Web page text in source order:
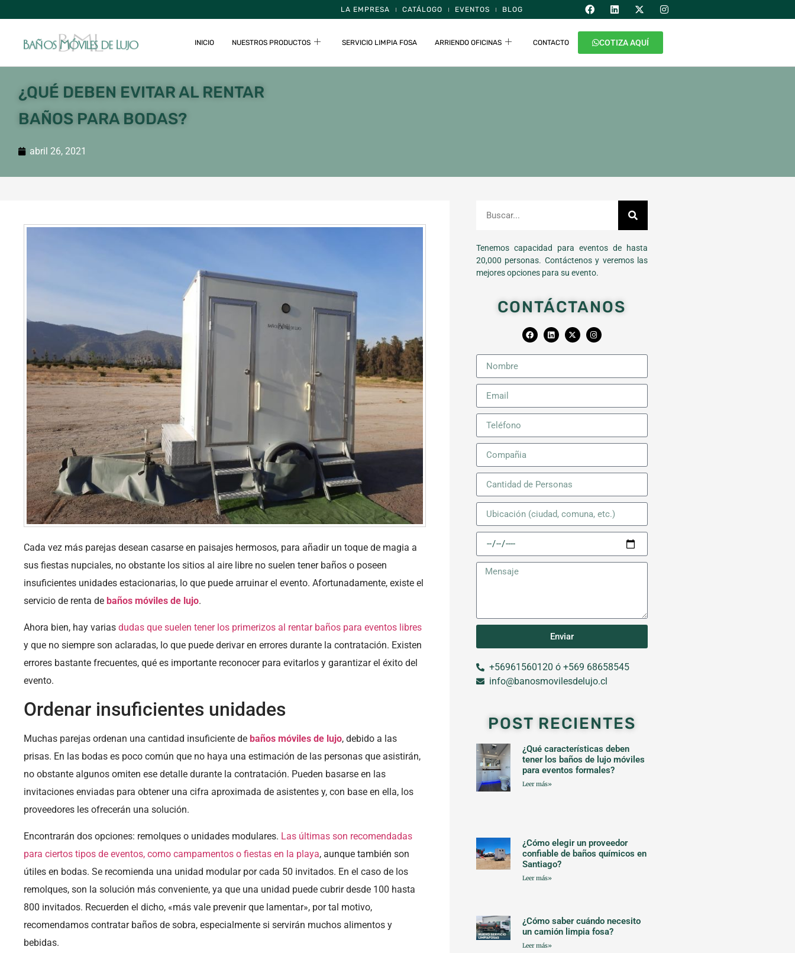
LA EMPRESA CATÁLOGO EVENTOS BLOG
INICIO NUESTROS PRODUCTOS SERVICIO LIMPIA FOSA ARRIENDO OFICINAS CONTACTO COTIZA AQUÍ
¿QUÉ DEBEN EVITAR AL RENTAR
BAÑOS PARA BODAS?
abril 26, 2021
Cada vez más parejas desean casarse en paisajes hermosos, para añadir un toque de magia a
sus fiestas nupciales, no obstante los sitios al aire libre no suelen tener baños o poseen
insuficientes unidades estacionarias, lo que puede arruinar el evento. Afortunadamente, existe el
servicio de renta de baños móviles de lujo.
Ahora bien, hay varias dudas que suelen tener los primerizos al rentar baños para eventos libres
y que no siempre son aclaradas, lo que puede derivar en errores durante la contratación. Existen
errores bastante frecuentes, qué es importante reconocer para evitarlos y garantizar el éxito del
evento.
Ordenar insuficientes unidades
Muchas parejas ordenan una cantidad insuficiente de baños móviles de lujo, debido a las
prisas. En las bodas es poco común que no haya una estimación de las personas que asistirán,
no obstante algunos omiten ese detalle durante la contratación. Pueden basarse en las
invitaciones enviadas para obtener una cifra aproximada de asistentes y, con base en ella, los
proveedores les ofrecerán una solución.
Encontrarán dos opciones: remolques o unidades modulares. Las últimas son recomendadas
para ciertos tipos de eventos, como campamentos o fiestas en la playa, aunque también son
útiles en bodas. Se recomienda una unidad modular por cada 50 invitados. En el caso de los
remolques, son la solución más conveniente, ya que una unidad puede cubrir desde 100 hasta
800 invitados. Recuerden el dicho, «más vale prevenir que lamentar», por tal motivo,
recomendamos contratar baños de sobra, especialmente si servirán muchos alimentos y
bebidas.
Tenemos capacidad para eventos de hasta
20,000 personas. Contáctenos y veremos las
mejores opciones para su evento.
CONTÁCTANOS
Enviar
+56961560120 ó +569 68658545
info@banosmovilesdelujo.cl
POST RECIENTES
¿Qué características deben
tener los baños de lujo móviles
para eventos formales?
Leer más»
¿Cómo elegir un proveedor
confiable de baños químicos en
Santiago?
Leer más»
¿Cómo saber cuándo necesito
un camión limpia fosa?
Leer más»